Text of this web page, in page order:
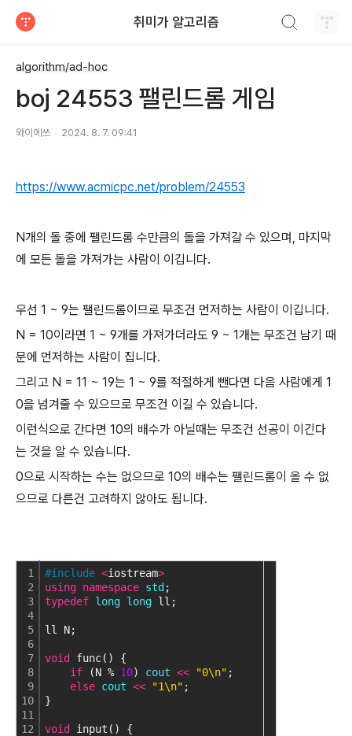
취미가 알고리즘
algorithm/ad-hoc
boj 24553 팰린드롬 게임
와이에쓰 2024. 8. 7. 09:41
https://www.acmicpc.net/problem/24553
N개의 돌 중에 팰린드롬 수만큼의 돌을 가져갈 수 있으며, 마지막
에 모든 돌을 가져가는 사람이 이깁니다.
우선 1 ~ 9는 팰린드롬이므로 무조건 먼저하는 사람이 이깁니다.
N = 10이라면 1 ~ 9개를 가져가더라도 9 ~ 1개는 무조건 남기 때
문에 먼저하는 사람이 집니다.
그리고 N = 11 ~ 19는 1 ~ 9를 적절하게 뺀다면 다음 사람에게 1
0을 넘겨줄 수 있으므로 무조건 이길 수 있습니다.
이런식으로 간다면 10의 배수가 아닐때는 무조건 선공이 이긴다
는 것을 알 수 있습니다.
0으로 시작하는 수는 없으므로 10의 배수는 팰린드롬이 올 수 없
으므로 다른건 고려하지 않아도 됩니다.
1
2
3
4
5
6
7
8
9
10
11
12
#include <iostream>
using namespace std ;
typedef long long ll;
ll N;
void
func() {
if (N % 10) cout << "0\n" ;
else cout << "1\n" ;
}
void
input() {